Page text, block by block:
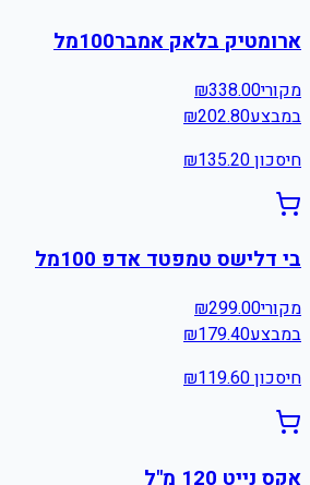
ארומטיק בלאק אמבר100מל
מקורי ₪338.00
במבצע
₪202.80
חיסכון ₪135.20
בי דלישס טמפטד אדפ 100מל
מקורי ₪299.00
במבצע
₪179.40
חיסכון ₪119.60
אקס נייט 120 מ"ל